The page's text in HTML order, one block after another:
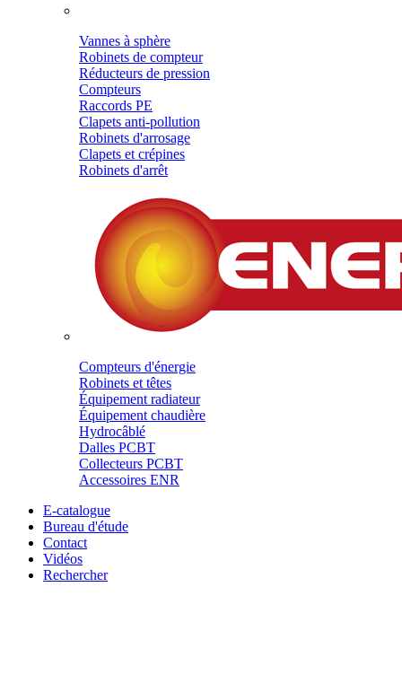
Vannes à sphère
Robinets de compteur
Réducteurs de pression
Compteurs
Raccords PE
Clapets anti-pollution
Robinets d'arrosage
Clapets et crépines
Robinets d'arrêt
Compteurs d'énergie
Robinets et têtes
Équipement radiateur
Équipement chaudière
Hydrocâblé
Dalles PCBT
Collecteurs PCBT
Accessoires ENR
E-catalogue
Bureau d'étude
Contact
Vidéos
Rechercher